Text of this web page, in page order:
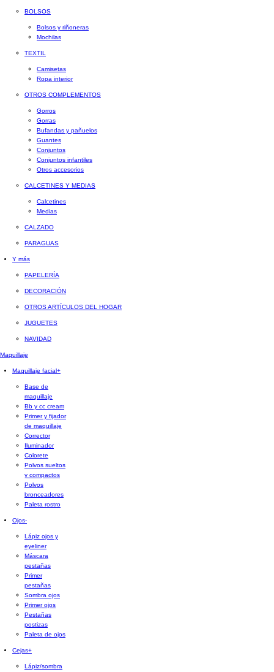
BOLSOS
Bolsos y riñoneras
Mochilas
TEXTIL
Camisetas
Ropa interior
OTROS COMPLEMENTOS
Gorros
Gorras
Bufandas y pañuelos
Guantes
Conjuntos
Conjuntos infantiles
Otros accesorios
CALCETINES Y MEDIAS
Calcetines
Medias
CALZADO
PARAGUAS
Y más
PAPELERÍA
DECORACIÓN
OTROS ARTÍCULOS DEL HOGAR
JUGUETES
NAVIDAD
Maquillaje
Maquillaje facial+
Base de
maquillaje
Bb y cc cream
Primer y fijador
de maquillaje
Corrector
Iluminador
Colorete
Polvos sueltos
y compactos
Polvos
bronceadores
Paleta rostro
Ojos-
Lápiz ojos y
eyeliner
Máscara
pestañas
Primer
pestañas
Sombra ojos
Primer ojos
Pestañas
postizas
Paleta de ojos
Cejas+
Lápiz/sombra